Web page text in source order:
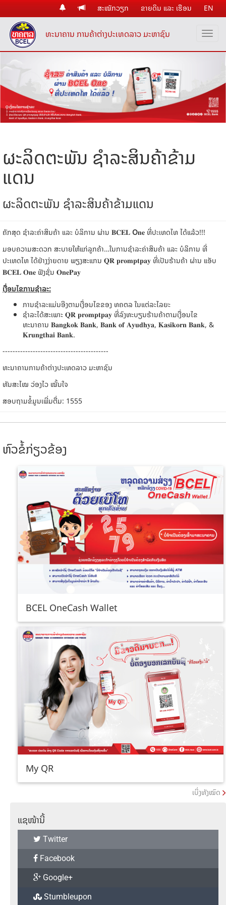
ສະໝັກວຽກ ຂາຍດິນ ແລະ ເຮືອນ EN
ທະນາຄານ ການຄ້າຕ່າງປະເທດລາວ ມະຫາຊົນ
ຜະລິດຕະພັນ ຊຳລະສິນຄ້າຂ້າມ
ແດນ
ຜະລິດຕະພັນ ຊຳລະສິນຄ້າຂ້າມແດນ
ຄັກສຸດ ຊໍາລະຄ່າສິນຄ້າ ແລະ ບໍລິການ ຜ່ານ 𝐁𝐂𝐄𝐋O𝐧𝐞 ທີ່ປະເທດໄທ ໄດ້ແລ້ວ!!!
ມອບຄວາມສະດວກ ສະບາຍໃຫ້ແກ່ລູກຄ້າ…ໃນການຊຳລະຄ່າສິນຄ້າ ແລະ ບໍລິການ ທີ່
ປະເທດໄທ ໄດ້ຢ່າງງ່າຍດາຍ ພຽງສະແກນ 𝐐𝐑 𝐩𝐫𝐨𝐦𝐩𝐭𝐩𝐚𝐲 ທີ່ເປັນຮ້ານຄ້າ ຜ່ານ ແອັບ
𝐁𝐂𝐄𝐋 𝐎𝐧𝐞 ຟັງຊັ່ນ 𝐎𝐧𝐞𝐏𝐚𝐲
ເງື່ອນໄຂການຊໍາລະ:
ການຊໍາລະແມ່ນອີງຕາມເງື່ອນໄຂຂອງ ທຄຕລ ໃນແຕ່ລະໄລຍະ
ຊໍາລະໄດ້ສະເພາະ 𝐐𝐑 𝐩𝐫𝐨𝐦𝐩𝐭𝐩𝐚𝐲 ທີ່ລົງທະບຽນຮ້ານຄ້າຕາມເງື່ອນໄຂ
ທະນາຄານ 𝐁𝐚𝐧𝐠𝐤𝐨𝐤 𝐁𝐚𝐧𝐤, 𝐁𝐚𝐧𝐤 𝐨𝐟 𝐀𝐲𝐮𝐝𝐡𝐲𝐚, 𝐊𝐚𝐬𝐢𝐤𝐨𝐫𝐧 𝐁𝐚𝐧𝐤, &
𝐊𝐫𝐮𝐧𝐠𝐭𝐡𝐚𝐢 𝐁𝐚𝐧𝐤.
------------------------------------------
ທະນາຄານການຄ້າຕ່າງປະເທດລາວ ມະຫາຊົນ
ທັນສະໄໝ ວ່ອງໄວ ໝັ້ນໃຈ
ສອບຖາມຂໍ້ມູນເພີ່ມຕື່ມ: 1555
ຫົວຂໍ້ກ່ຽວຂ້ອງ
BCEL OneCash Wallet
My QR
ເບິ່ງທັງໝົດ
ແຊໜ້ານີ້
Twitter
Facebook
Google+
Stumbleupon